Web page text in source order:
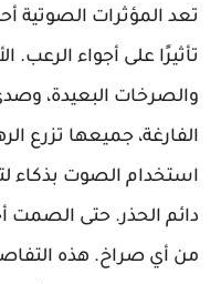
تعد المؤثرات الصوتية
تأثيرًا على أجواء الرعب.
والصرخات البعيدة،
الفارغة، جميعها تزرع
استخدام الصوت بذكاء
دائم الحذر. حتى الصمت
من أي صراخ. هذه